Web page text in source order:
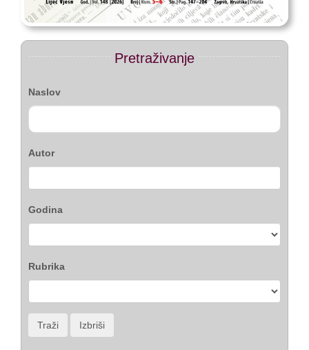
Pretraživanje
Naslov
Autor
Godina
Rubrika
Traži Izbriši